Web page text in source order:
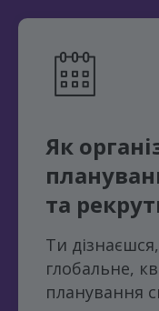
Як
та
Ти
глобальне,
планування